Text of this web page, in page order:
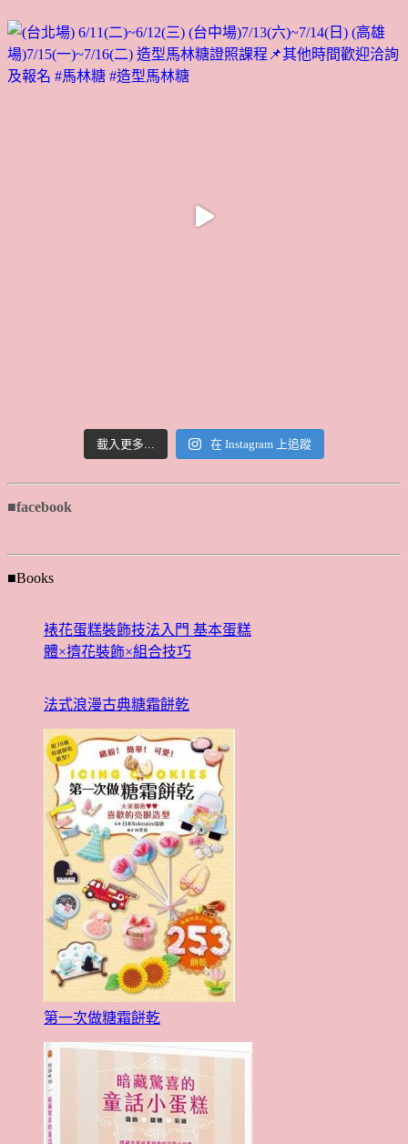
載入更多... 在 Instagram 上追蹤
■facebook
■Books
裱花蛋糕裝飾技法入門 基本蛋糕
體×擠花裝飾×組合技巧
法式浪漫古典糖霜餅乾
第一次做糖霜餅乾